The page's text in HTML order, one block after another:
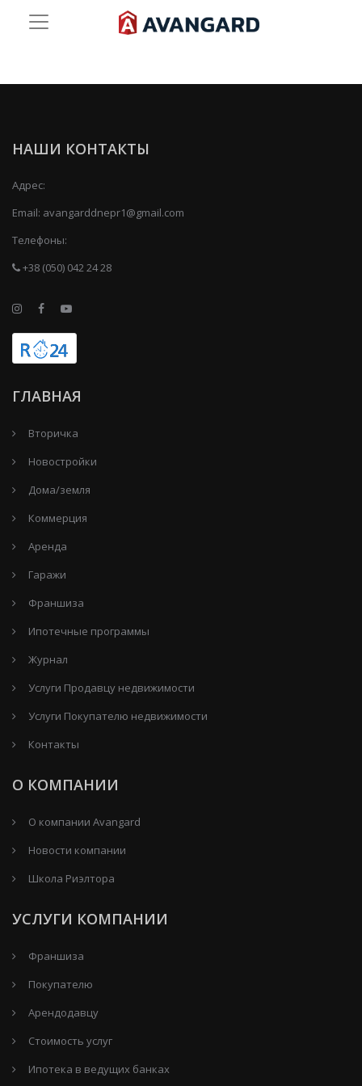
НАШИ КОНТАКТЫ
Адрес:
Email: avangarddnepr1@gmail.com
Телефоны:
+38 (050) 042 24 28
ГЛАВНАЯ
Вторичка
Новостройки
Дома/земля
Коммерция
Аренда
Гаражи
Франшиза
Ипотечные программы
Журнал
Услуги Продавцу недвижимости
Услуги Покупателю недвижимости
Контакты
О КОМПАНИИ
О компании Avangard
Новости компании
Школа Риэлтора
УСЛУГИ КОМПАНИИ
Франшиза
Покупателю
Арендодавцу
Стоимость услуг
Ипотека в ведущих банках